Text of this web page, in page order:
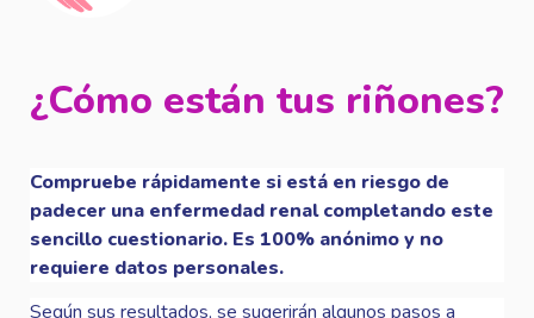
¿Cómo están tus riñones?
Compruebe rápidamente si está en riesgo de
padecer una enfermedad renal completando este
sencillo cuestionario. Es 100% anónimo y no
requiere datos personales.
Según sus resultados, se sugerirán algunos pasos a